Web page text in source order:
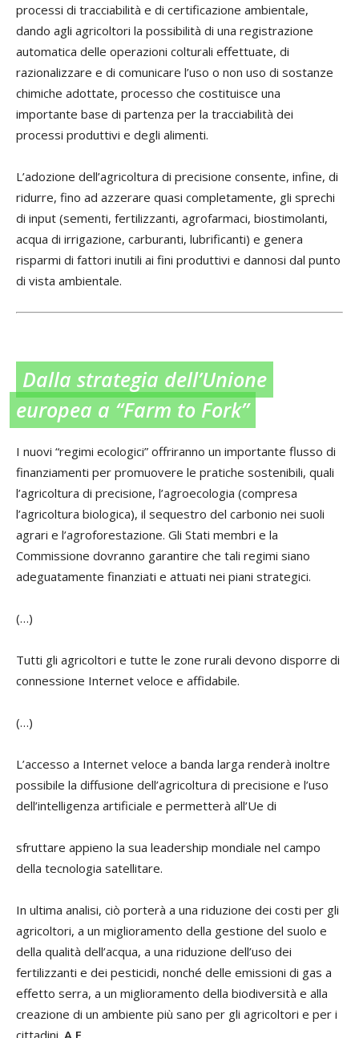
processi di tracciabilità e di certificazione ambientale,
dando agli agricoltori la possibilità di una registrazione
automatica delle operazioni colturali effettuate, di
razionalizzare e di comunicare l’uso o non uso di sostanze
chimiche adottate, processo che costituisce una
importante base di partenza per la tracciabilità dei
processi produttivi e degli alimenti.
L’adozione dell’agricoltura di precisione consente, infine, di
ridurre, fino ad azzerare quasi completamente, gli sprechi
di input (sementi, fertilizzanti, agrofarmaci, biostimolanti,
acqua di irrigazione, carburanti, lubrificanti) e genera
risparmi di fattori inutili ai fini produttivi e dannosi dal punto
di vista ambientale.
Dalla strategia dell’Unione
europea a “Farm to Fork”
I nuovi “regimi ecologici” offriranno un importante flusso di
finanziamenti per promuovere le pratiche sostenibili, quali
l’agricoltura di precisione, l’agroecologia (compresa
l’agricoltura biologica), il sequestro del carbonio nei suoli
agrari e l’agroforestazione. Gli Stati membri e la
Commissione dovranno garantire che tali regimi siano
adeguatamente finanziati e attuati nei piani strategici.
(…)
Tutti gli agricoltori e tutte le zone rurali devono disporre di
connessione Internet veloce e affidabile.
(…)
L’accesso a Internet veloce a banda larga renderà inoltre
possibile la diffusione dell’agricoltura di precisione e l’uso
dell’intelligenza artificiale e permetterà all’Ue di
sfruttare appieno la sua leadership mondiale nel campo
della tecnologia satellitare.
In ultima analisi, ciò porterà a una riduzione dei costi per gli
agricoltori, a un miglioramento della gestione del suolo e
della qualità dell’acqua, a una riduzione dell’uso dei
fertilizzanti e dei pesticidi, nonché delle emissioni di gas a
effetto serra, a un miglioramento della biodiversità e alla
creazione di un ambiente più sano per gli agricoltori e per i